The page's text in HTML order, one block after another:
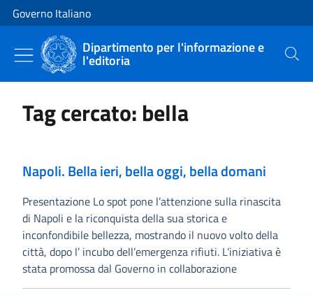
Vai al contenuto
Vai alla navigazione del sito
Governo Italiano
Dipartimento per l'informazione e
l'editoria Cerca
Tag cercato: bella
Napoli. Bella ieri, bella oggi, bella domani
Presentazione Lo spot pone l’attenzione sulla rinascita
di Napoli e la riconquista della sua storica e
inconfondibile bellezza, mostrando il nuovo volto della
città, dopo l’ incubo dell’emergenza rifiuti. L’iniziativa è
stata promossa dal Governo in collaborazione